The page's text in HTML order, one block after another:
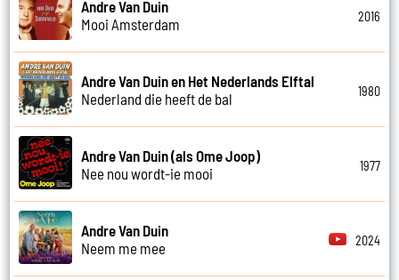
Andre Van Duin
Mooi Amsterdam
2016
Andre Van Duin en Het Nederlands Elftal
Nederland die heeft de bal
1980
Andre Van Duin (als Ome Joop)
Nee nou wordt-ie mooi
1977
Andre Van Duin
Neem me mee
2024